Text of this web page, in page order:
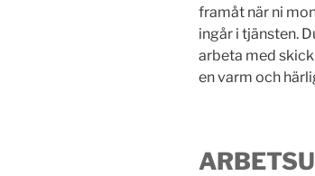
framåt när ni
ingår i tjänsten.
arbeta med
en varm och